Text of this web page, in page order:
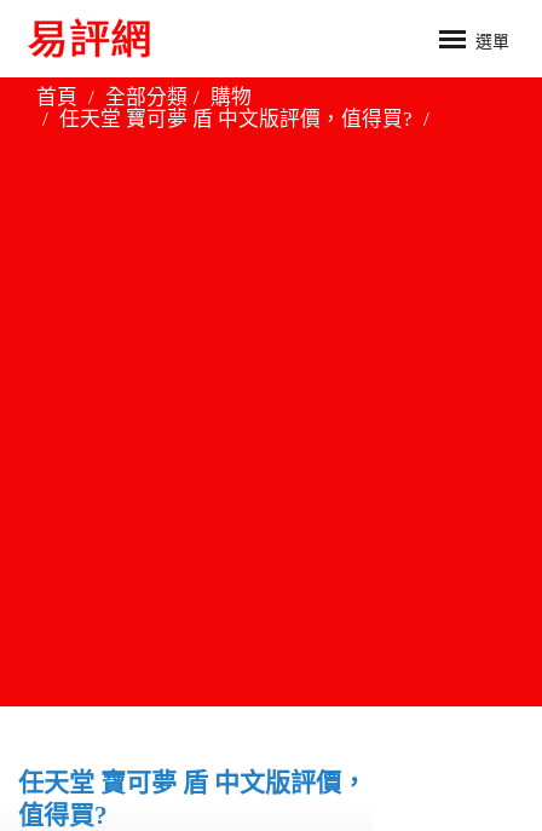
選單
首頁 全部分類
購物
任天堂 寶可夢 盾 中文版評價，值得買?
任天堂 寶可夢 盾 中文版評價，
值得買?